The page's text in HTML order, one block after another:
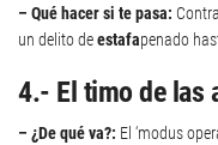
– Qué hacer si te pasa:
un delito deestafapenado
4.- El timo de las
– ¿De qué va?: El ‘modus